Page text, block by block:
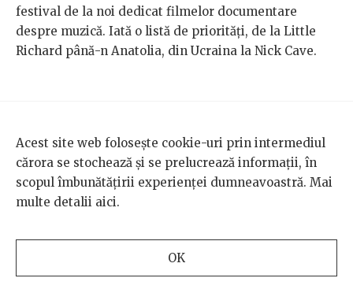
festival de la noi dedicat filmelor documentare
despre muzică. Iată o listă de priorități, de la Little
Richard până-n Anatolia, din Ucraina la Nick Cave.
Acest site web folosește cookie-uri prin intermediul
cărora se stochează și se prelucrează informații, în
scopul îmbunătățirii experienței dumneavoastră. Mai
multe detalii aici.
OK